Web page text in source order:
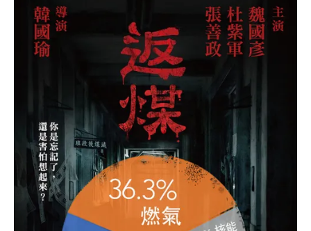
部作廢，會算一張。「重啟核四」公投提案主文為：「您
是否同意核四啟封商轉發電？」。依據今年6月修正的
《公投法》，公投與總統大選脫勾。因此，若「重啟核
四」連署過關，要等2021年8月第四個週六才會進行公
投。重複連署全作廢？ 中選會駁斥黃士修說法「重啟核
四」送件後，公投領銜人，同時也是國民黨總統參選人韓
國瑜國政顧問團成員的黃士修，與另一位顧問團成員清大
核子工程與科學研究所特聘教授李敏共同召開記者會。黃
士修怒批，去年的以核養綠連署書遭中選